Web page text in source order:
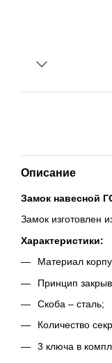
Описание
Замок навесной
Замок изготовлен
Характеристики:
Материал
Принцип
Скоба – сталь;
Количество
3 ключа в